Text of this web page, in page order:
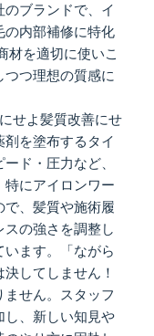
ブランドで、イ
の内部補修に特化
材を適切に使いこ
つ理想の質感に
せよ髪質改善にせ
を塗布するタイ
ド・圧力など、
にアイロンワー
で、髪質や施術履
の強さを調整し
ます。「ながら
してしません！
ません。スタッフ
し、新しい知見や